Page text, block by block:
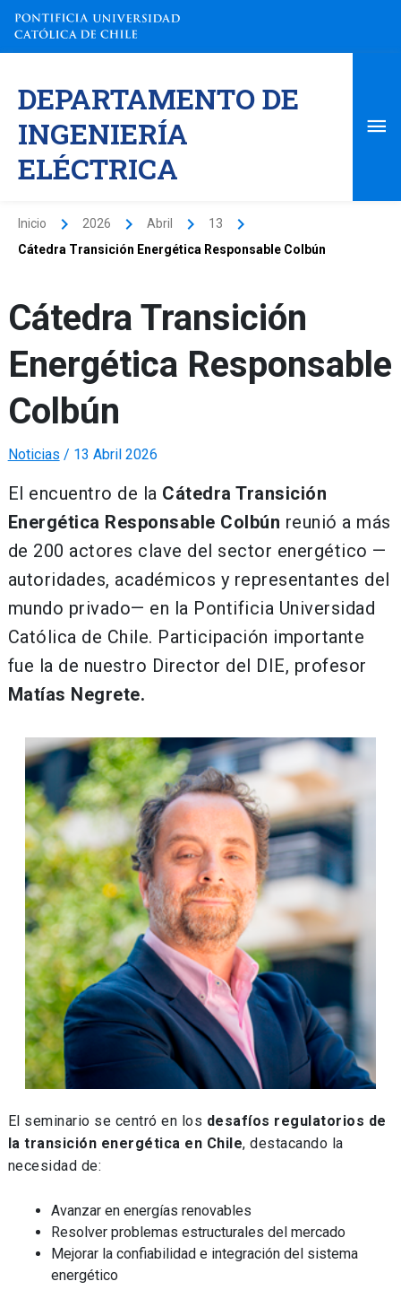
contenido
DEPARTAMENTO DE
INGENIERÍA
ELÉCTRICA
Inicio 2026 Abril
13
Cátedra Transición Energética Responsable Colbún
Cátedra Transición
Energética Responsable
Colbún
Noticias / 13 Abril 2026
El encuentro de la Cátedra Transición
Energética Responsable Colbún reunió a más
de 200 actores clave del sector energético —
autoridades, académicos y representantes del
mundo privado— en la Pontificia Universidad
Católica de Chile. Participación importante
fue la de nuestro Director del DIE, profesor
Matías Negrete.
El seminario se centró en los desafíos regulatorios de
la transición energética en Chile, destacando la
necesidad de:
Avanzar en energías renovables
Resolver problemas estructurales del mercado
Mejorar la confiabilidad e integración del sistema
energético